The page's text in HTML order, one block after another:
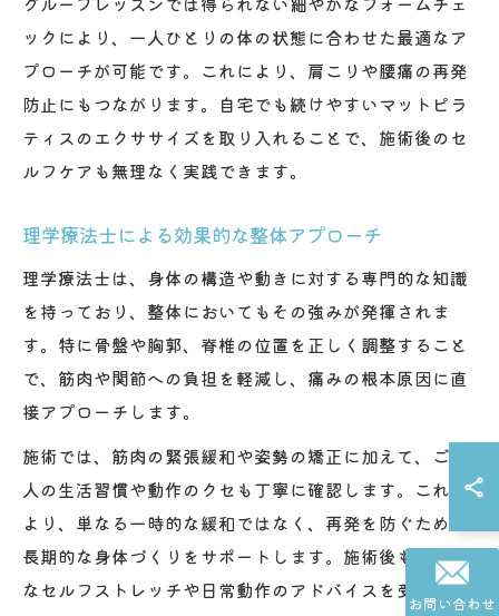
ックにより、一人ひとりの体の状態に合わせた最適なア
プローチが可能です。これにより、肩こりや腰痛の再発
防止にもつながります。自宅でも続けやすいマットピラ
ティスのエクササイズを取り入れることで、施術後のセ
ルフケアも無理なく実践できます。
理学療法士による効果的な整体アプローチ
理学療法士は、身体の構造や動きに対する専門的な知識
を持っており、整体においてもその強みが発揮されま
す。特に骨盤や胸郭、脊椎の位置を正しく調整すること
で、筋肉や関節への負担を軽減し、痛みの根本原因に直
接アプローチします。
施術では、筋肉の緊張緩和や姿勢の矯正に加えて、ご本
人の生活習慣や動作のクセも丁寧に確認します。これに
より、単なる一時的な緩和ではなく、再発を防ぐための
長期的な身体づくりをサポートします。施術後も、適切
なセルフストレッチや日常動作のアドバイスを受けられ
お問い合わせ